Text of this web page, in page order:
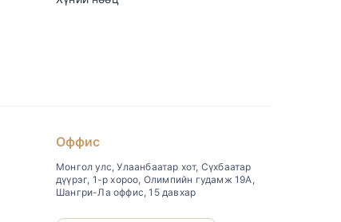
Оффис
Монгол улс, Улаанбаатар хот, Сүхбаатар
дүүрэг, 1-р хороо, Олимпийн гудамж 19А,
Шангри-Ла оффис, 15 давхар